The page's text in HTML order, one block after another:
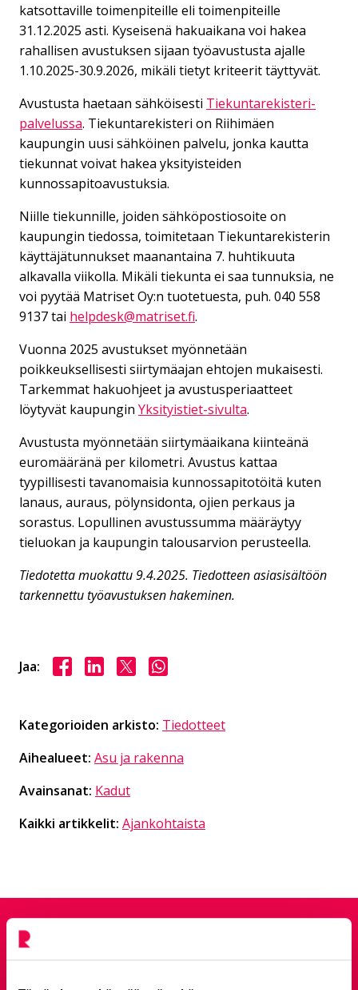
katsottaville toimenpiteille eli toimenpiteille
31.12.2025 asti. Kyseisenä hakuaikana voi hakea
rahallisen avustuksen sijaan työavustusta ajalle
1.10.2025-30.9.2026, mikäli tietyt kriteerit täyttyvät.
Avustusta haetaan sähköisesti Tiekuntarekisteri-
palvelussa. Tiekuntarekisteri on Riihimäen
kaupungin uusi sähköinen palvelu, jonka kautta
tiekunnat voivat hakea yksityisteiden
kunnossapitoavustuksia.​
Niille tiekunnille, joiden sähköpostiosoite on
kaupungin tiedossa, toimitetaan Tiekuntarekisterin
käyttäjätunnukset maanantaina 7. huhtikuuta
alkavalla viikolla. Mikäli tiekunta ei saa tunnuksia, ne
voi pyytää Matriset Oy:n tuotetuesta, puh. 040 558
9137 tai helpdesk@matriset.fi.
Vuonna 2025 avustukset myönnetään
poikkeuksellisesti siirtymäajan ehtojen mukaisesti.
Tarkemmat hakuohjeet ja avustusperiaatteet
löytyvät kaupungin Yksityistiet-sivulta.
Avustusta myönnetään siirtymäaikana kiinteänä
euromääränä per kilometri. Avustus kattaa
tyypillisesti tavanomaisia kunnossapitotöitä kuten
lanaus, auraus, pölynsidonta, ojien perkaus ja
sorastus. Lopullinen avustussumma määräytyy
tieluokan ja kaupungin talousarvion perusteella.
Tiedotetta muokattu 9.4.2025. Tiedotteen asiasisältöön
tarkennettu työavustuksen hakeminen.
Jaa: Jaa Facebookissa
Jaa LinkedInissä
Jaa X:ssäJaa WhasAppissa
Kategorioiden arkisto: Tiedotteet
Aihealueet: Asu ja rakenna
Avainsanat: Kadut
Kaikki artikkelit: Ajankohtaista